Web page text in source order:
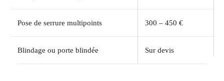
Pose de serrure multipoints 300 – 450 €
Blindage ou porte blindée Sur devis